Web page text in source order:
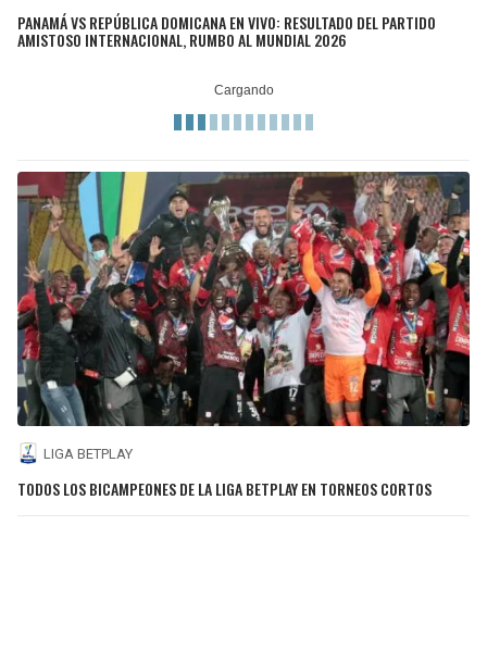
PANAMÁ VS REPÚBLICA DOMICANA EN VIVO: RESULTADO DEL PARTIDO
AMISTOSO INTERNACIONAL, RUMBO AL MUNDIAL 2026
LIGA BETPLAY
TODOS LOS BICAMPEONES DE LA LIGA BETPLAY EN TORNEOS CORTOS